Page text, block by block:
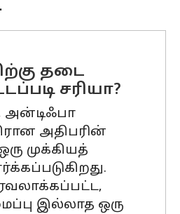
தடை
சரியா?
அன்டிஃபா
அதிபரின்
முக்கியத்
இல்லாத ஒரு